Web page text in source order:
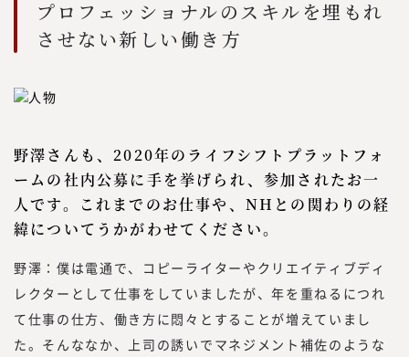
プロフェッショナルのスキルを埋もれ
させない新しい働き方
野澤さんも、2020年のライフシフトプラットフォ
ームの社内公募に手を挙げられ、参加されたお一
人です。これまでのお仕事や、NHとの関わりの経
緯についてうかがわせてください。
野澤：僕は電通で、コピーライターやクリエイティブディ
レクターとして仕事をしていましたが、年を重ねるにつれ
て仕事の仕方、働き方に悶々とすることが増えていまし
た。そんななか、上司の誘いでマネジメント補佐のような